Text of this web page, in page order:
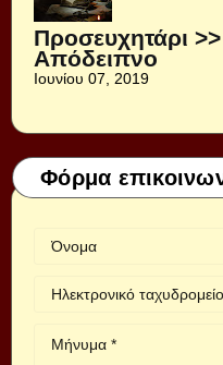
Προσευχητάρι
Απόδειπνο
Ιουνίου 07, 2019
Φόρμα